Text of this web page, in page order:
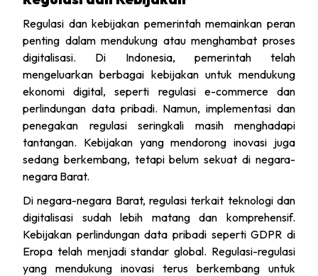
Regulasi dan kebijakan pemerintah memainkan peran
penting dalam mendukung atau menghambat proses
digitalisasi. Di Indonesia, pemerintah telah
mengeluarkan berbagai kebijakan untuk mendukung
ekonomi digital, seperti regulasi e-commerce dan
perlindungan data pribadi. Namun, implementasi dan
penegakan regulasi seringkali masih menghadapi
tantangan. Kebijakan yang mendorong inovasi juga
sedang berkembang, tetapi belum sekuat di negara-
negara Barat.
Di negara-negara Barat, regulasi terkait teknologi dan
digitalisasi sudah lebih matang dan komprehensif.
Kebijakan perlindungan data pribadi seperti GDPR di
Eropa telah menjadi standar global. Regulasi-regulasi
yang mendukung inovasi terus berkembang untuk